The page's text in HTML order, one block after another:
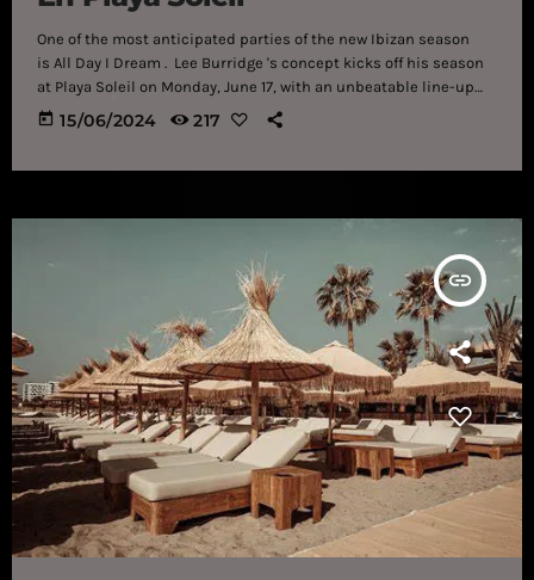
One of the most anticipated parties of the new Ibizan season
is All Day I Dream . Lee Burridge 's concept kicks off his season
at Playa Soleil on Monday, June 17, with an unbeatable line-up
and a spectacular staging. What started as a project on a
rooftop in Brooklyn has become a brand that travels around the
today 15/06/2024 217
insert_link